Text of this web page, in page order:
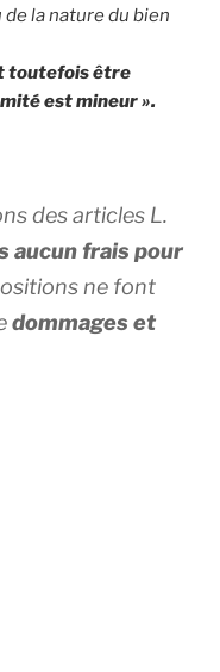
la nature du bien
toutefois être
est mineur ».
des articles L.
aucun frais pour
ne font
dommages et